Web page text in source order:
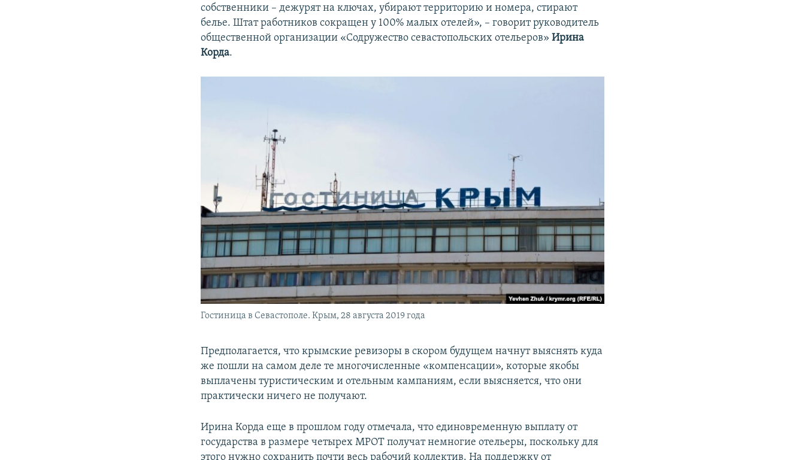
собственники – дежурят на ключах, убирают территорию и номера, стирают
белье. Штат работников сокращен у 100% малых отелей», – говорит руководитель
общественной организации «Содружество севастопольских отельеров»Ирина
Корда.
Гостиница в Севастополе. Крым, 28 августа 2019 года
Предполагается, что крымские ревизоры в скором будущем начнут выяснять куда
же пошли на самом деле те многочисленные «компенсации», которые якобы
выплачены туристическим и отельным кампаниям, если выясняется, что они
практически ничего не получают.
Ирина Корда еще в прошлом году отмечала, что единовременную выплату от
государства в размере четырех МРОТ получат немногие отельеры, поскольку для
этого нужно сохранить почти весь рабочий коллектив. На поддержку от